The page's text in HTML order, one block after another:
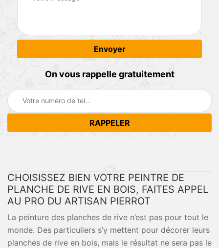
On vous rappelle gratuitement
CHOISISSEZ BIEN VOTRE PEINTRE DE
PLANCHE DE RIVE EN BOIS, FAITES APPEL
AU PRO DU ARTISAN PIERROT
La peinture des planches de rive n’est pas pour tout le
monde. Des particuliers s’y mettent pour décorer leurs
planches de rive en bois, mais le résultat ne sera pas le